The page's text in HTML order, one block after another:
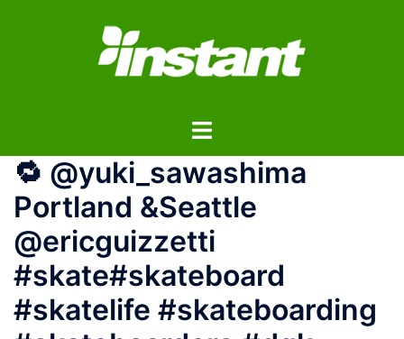
ス
ト
ル
ニ
ュ
🔁 @yuki_sawashima
Portland &Seattle
@ericguizzetti
#skate#skateboard
#skatelife #skateboarding